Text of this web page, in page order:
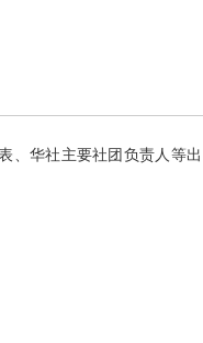
、华社主要社团负责人等出